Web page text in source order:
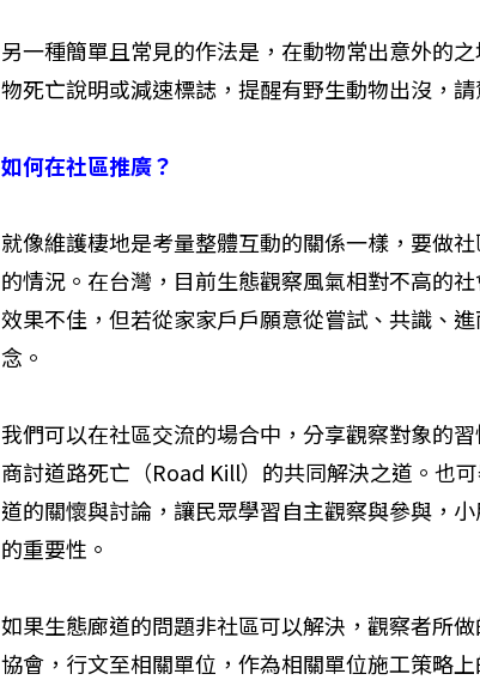
另一種簡單且常見的作法是，在動物常出意外的
物死亡說明或減速標誌，提醒有野生動物出沒，請
如何在社區推廣？
就像維護棲地是考量整體互動的關係一樣，要做
的情況。在台灣，目前生態觀察風氣相對不高的
效果不佳，但若從家家戶戶願意從嘗試、共識、
念。
我們可以在社區交流的場合中，分享觀察對象的
商討道路死亡（Road Kill）的共同解決之道。也
道的關懷與討論，讓民眾學習自主觀察與參與，
的重要性。
如果生態廊道的問題非社區可以解決，觀察者所
協會，行文至相關單位，作為相關單位施工策略上